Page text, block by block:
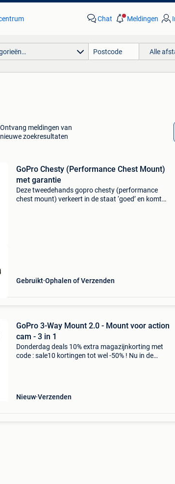
Chat Meldingen
Alle
Ontvang meldingen van
nieuwe zoekresultaten
GoPro Chesty (Performance Chest Mount)
met garantie
Deze tweedehands gopro chesty (performance
chest mount) verkeert in de staat ‘goed’ en komt
Gebruikt Ophalen of Verzenden
GoPro 3-Way Mount 2.0 - Mount voor action
cam - 3 in 1
Donderdag deals 10% extra magazijnkorting met
code : sale10 kortingen tot wel -50% ! Nu in de
Nieuw Verzenden